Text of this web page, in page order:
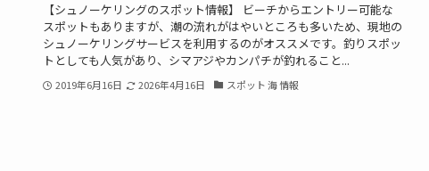
【シュノーケリングのスポット情報】 ビーチからエントリー可能な
スポットもありますが、潮の流れがはやいところも多いため、現地の
シュノーケリングサービスを利用するのがオススメです。釣りスポッ
トとしても人気があり、シマアジやカンパチが釣れること...
2019年6月16日 2026年4月16日 スポット 海 情報